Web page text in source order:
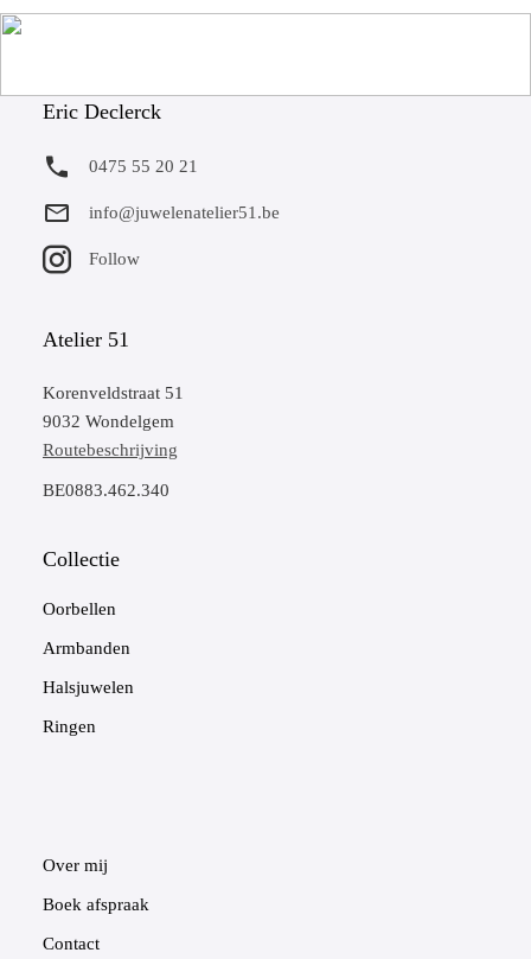
Eric Declerck
0475 55 20 21
info@juwelenatelier51.be
Follow
Atelier 51
Korenveldstraat 51
9032 Wondelgem
Routebeschrijving
BE0883.462.340
Collectie
Oorbellen
Armbanden
Halsjuwelen
Ringen
Over mij
Boek afspraak
Contact